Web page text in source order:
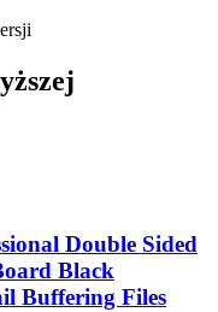
Double Sided
Black
Buffering Files